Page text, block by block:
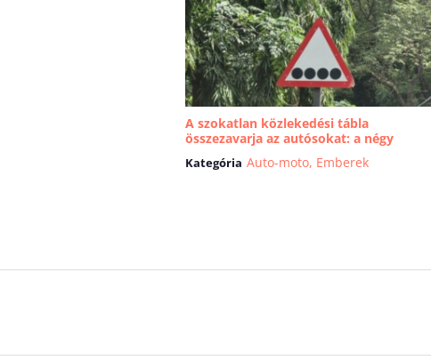
A szokatlan közlekedési tábla
összezavarja az autósokat: a négy
Kategória Auto-moto, Emberek